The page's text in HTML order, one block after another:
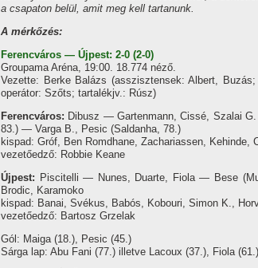
a csapaton belül, amit meg kell tartanunk.
A mérkőzés:
Ferencváros — Újpest: 2-0 (2-0)
Groupama Aréna, 19:00. 18.774 néző.
Vezette: Berke Balázs (asszisztensek: Albert,
operátor: Szőts; tartalékjv.: Rúsz)
Ferencváros: Dibusz — Gartenmann, Cissé, Szalai
83.) — Varga B., Pesic (Saldanha, 78.)
kispad: Gróf, Ben Romdhane, Zachariassen,
vezetőedző: Robbie Keane
Újpest: Piscitelli — Nunes, Duarte, Fiola — Bese
Brodic, Karamoko
kispad: Banai, Svékus, Babós, Kobouri, Simon K.,
vezetőedző: Bartosz Grzelak
Gól: Maiga (18.), Pesic (45.)
Sárga lap: Abu Fani (77.) illetve Lacoux (37.), Fiola